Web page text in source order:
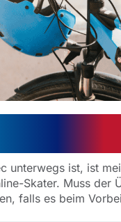
unterwegs ist, ist
Skater. Muss der
falls es beim